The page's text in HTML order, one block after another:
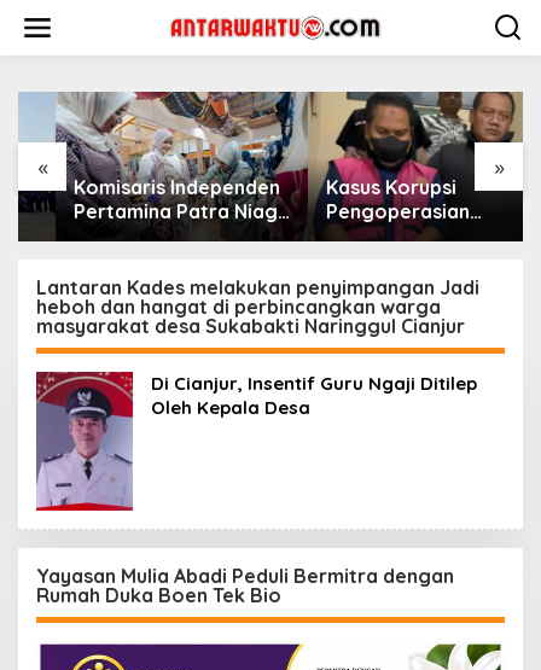
konten
« »
Komisaris Independen
Pertamina Patra Niaga
Terpikat Produk UMKM
Sentuhan
Kemanusiaan dan
Keberlanjutan
Kasus Korupsi
Pengoperasian
Pesawat APK: Mantan
Development
Ditetapkan Tersangka
Lantaran Kades melakukan penyimpangan Jadi
heboh dan hangat di perbincangkan warga
masyarakat desa Sukabakti Naringgul Cianjur
Di Cianjur, Insentif Guru Ngaji Ditilep
Oleh Kepala Desa
Yayasan Mulia Abadi Peduli Bermitra dengan
Rumah Duka Boen Tek Bio